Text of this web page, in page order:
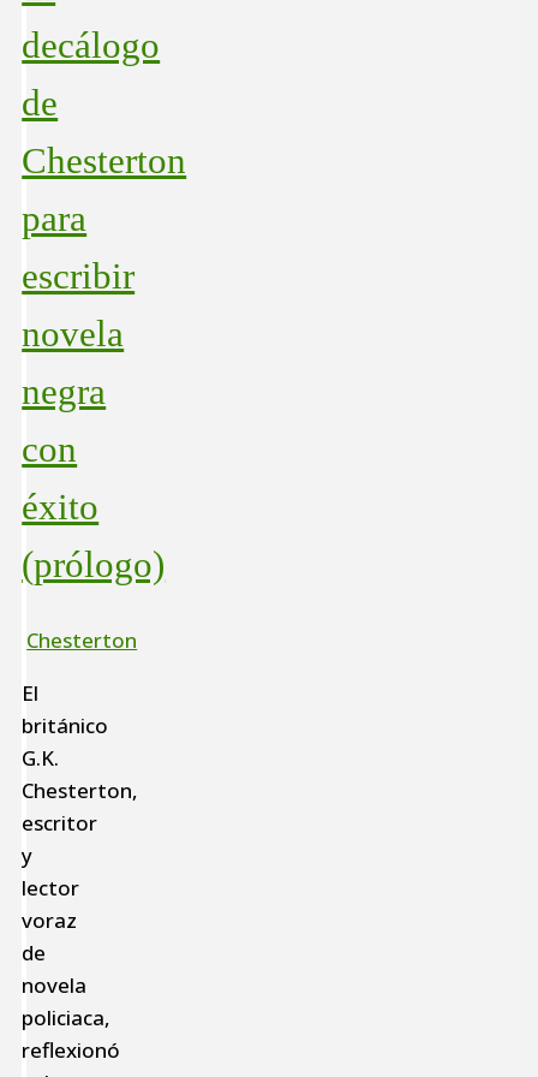
decálogo
de
Chesterton
para
escribir
novela
negra
con
éxito
(prólogo)
Chesterton
El
británico
G.K.
Chesterton,
escritor
y
lector
voraz
de
novela
policiaca,
reflexionó